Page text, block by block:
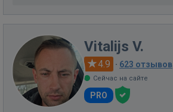
Vitalijs V.
4.9 · 623 отзывов
Сейчас на сайте
PRO